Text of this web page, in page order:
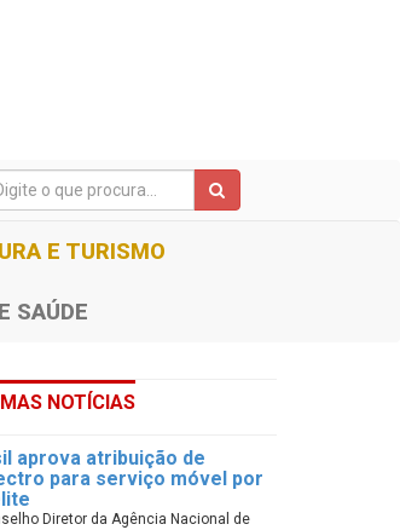
E TURISMO
SAÚDE
NOTÍCIAS
aprova atribuição de
para serviço móvel por
Diretor da Agência Nacional de